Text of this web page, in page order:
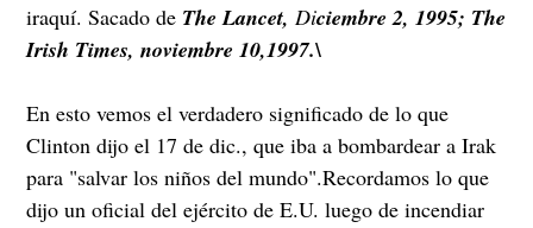
iraquí. Sacado de The Lancet,Diciembre 2, 1995; The
Irish Times, noviembre 10,1997.\
En esto vemos el verdadero significado de lo que
Clinton dijo el 17 de dic., que iba a bombardear a Irak
para "salvar los niños del mundo".Recordamos lo que
dijo un oficial del ejército de E.U. luego de incendiar